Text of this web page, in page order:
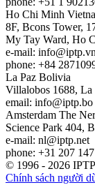
Ho Chi Minh
8F, Bcons Tower,
My Tay Ward, Ho
e-mail: info
phone: +84
La Paz Bolivia
Villalobos 1688,
email: info
iptp.bo
Amsterdam The
Science Park 404,
e-mail: nl
iptp.net
phone: +31 207
© 1996 - 2026
Chính sách người